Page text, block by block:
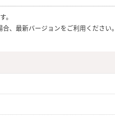
。
、最新バージョンをご利用ください。